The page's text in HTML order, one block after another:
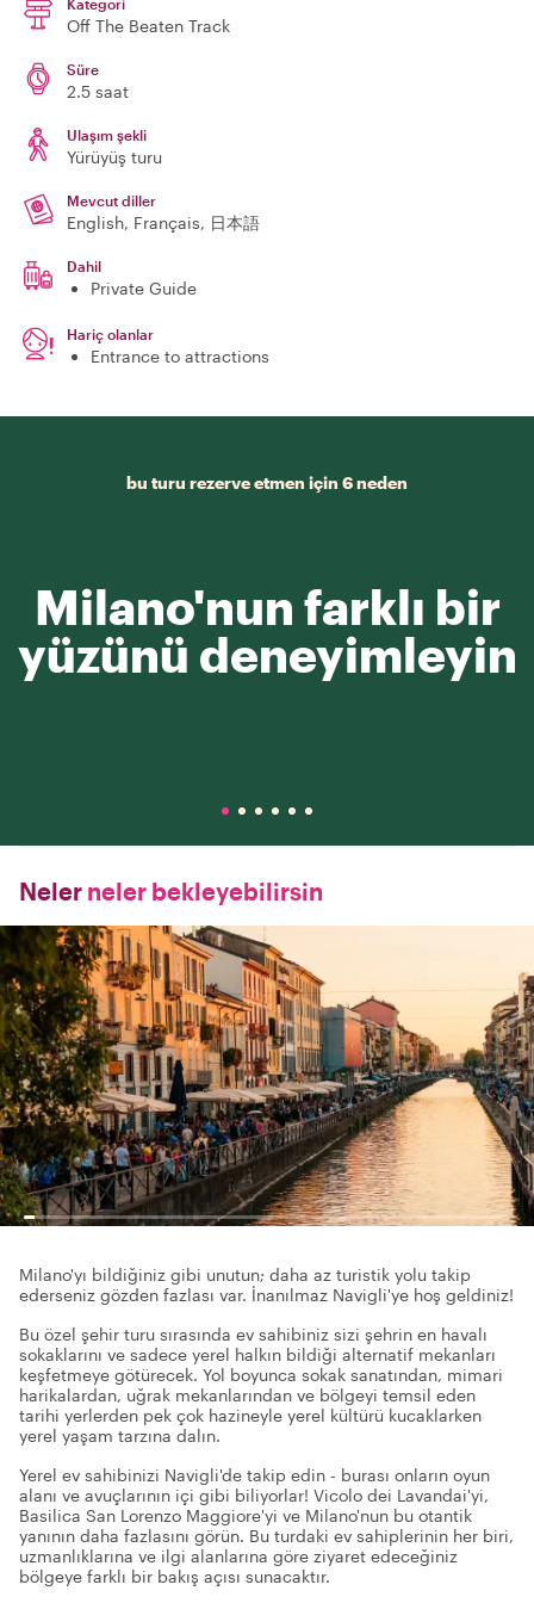
Kategori
Off The Beaten Track
Süre
2.5 saat
Ulaşım şekli
Yürüyüş turu
Mevcut diller
English, Français, 日本語
Dahil
Private Guide
Hariç olanlar
Entrance to attractions
bu turu rezerve etmen için 6 neden
Milano'nun farklı bir
yüzünü deneyimleyin
Neler neler bekleyebilirsin
Milano'yı bildiğiniz gibi unutun; daha az turistik yolu takip
ederseniz gözden fazlası var. İnanılmaz Navigli'ye hoş geldiniz!
Bu özel şehir turu sırasında ev sahibiniz sizi şehrin en havalı
sokaklarını ve sadece yerel halkın bildiği alternatif mekanları
keşfetmeye götürecek. Yol boyunca sokak sanatından, mimari
harikalardan, uğrak mekanlarından ve bölgeyi temsil eden
tarihi yerlerden pek çok hazineyle yerel kültürü kucaklarken
yerel yaşam tarzına dalın.
Yerel ev sahibinizi Navigli'de takip edin - burası onların oyun
alanı ve avuçlarının içi gibi biliyorlar! Vicolo dei Lavandai'yi,
Basilica San Lorenzo Maggiore'yi ve Milano'nun bu otantik
yanının daha fazlasını görün. Bu turdaki ev sahiplerinin her biri,
uzmanlıklarına ve ilgi alanlarına göre ziyaret edeceğiniz
bölgeye farklı bir bakış açısı sunacaktır.